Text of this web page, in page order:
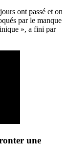
ont passé et on
par le manque
», a fini par
une